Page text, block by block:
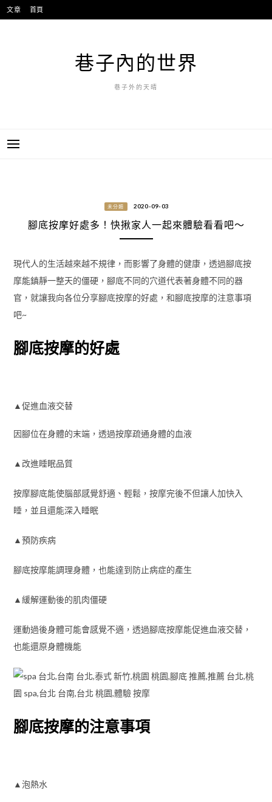
跳
至
文章 首頁
巷子內的世界
巷子外的天晴
未分類 2020-09-03
腳底按摩好處多！快揪家人一起來體驗看看吧～
現代人的生活越來越不規律，而影響了身體的健康，透過腳底按
摩能鎮靜一整天的僵硬，腳底不同的穴道代表著身體不同的器
官，就讓我向各位分享腳底按摩的好處，和腳底按摩的注意事項
吧~
腳底按摩的好處
▲促進血液交替
因腳位在身體的末端，透過按摩疏通身體的血液
▲改進睡眠品質
按摩腳底能使腦部感覺舒適、輕鬆，按摩完後不但讓人加快入
睡，並且還能深入睡眠
▲預防疾病
腳底按摩能調理身體，也能達到防止病症的產生
▲緩解運動後的肌肉僵硬
運動過後身體可能會感覺不適，透過腳底按摩能促進血液交替，
也能還原身體機能
腳底按摩的注意事項
▲泡熱水